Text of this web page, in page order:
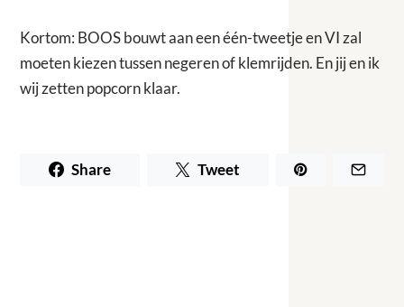
Kortom: BOOS bouwt aan een één-tweetje en VI zal
moeten kiezen tussen negeren of klemrijden. En jij en ik
wij zetten popcorn klaar.
Share Tweet